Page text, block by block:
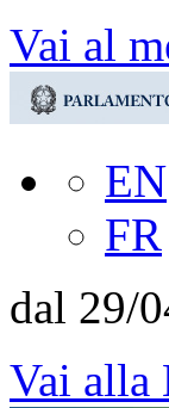
Vai al
EN
FR
dal 29/
Vai alla